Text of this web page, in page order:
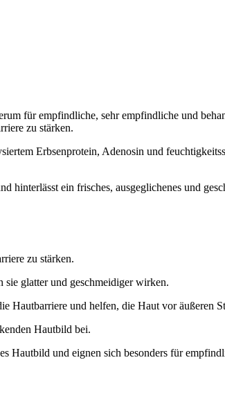
für empfindliche, sehr empfindliche und
zu stärken.
Erbsenprotein, Adenosin und
hinterlässt ein frisches, ausgeglichenes und
zu stärken.
sie glatter und geschmeidiger wirken.
Hautbarriere und helfen, die Haut vor äußeren
Hautbild bei.
Hautbild und eignen sich besonders für